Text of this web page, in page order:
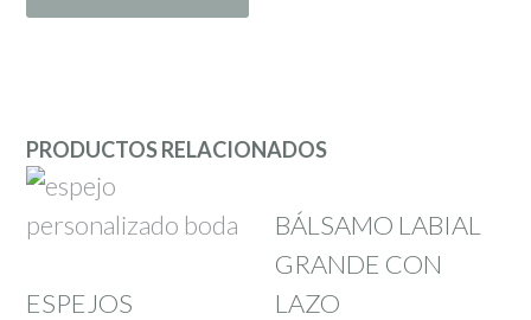
PRODUCTOS RELACIONADOS
ESPEJOS
BÁLSAMO LABIAL
GRANDE CON
LAZO